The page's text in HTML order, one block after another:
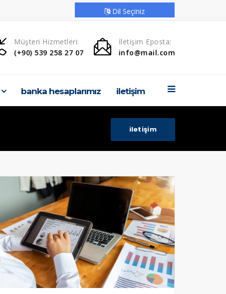
Dil Seçiniz
Müşteri Hizmetleri:
(+90) 539 258 27 07
İletişim Eposta:
info@mail.com
banka hesaplarımız i̇leti̇şi̇m
i̇leti̇şi̇m
KURUMSAL
Banka Hesaplarımız
İLETİŞİM
Sosyal Medya